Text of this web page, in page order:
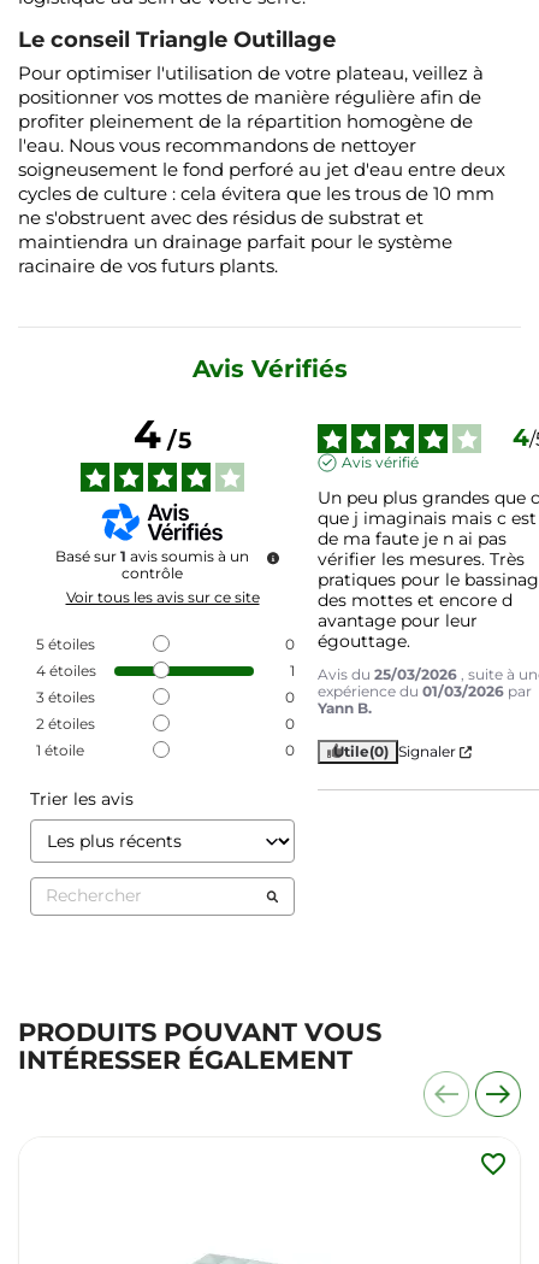
Le conseil Triangle Outillage
Pour optimiser l'utilisation de votre plateau, veillez à
positionner vos mottes de manière régulière afin de
profiter pleinement de la répartition homogène de
l'eau. Nous vous recommandons de nettoyer
soigneusement le fond perforé au jet d'eau entre deux
cycles de culture : cela évitera que les trous de 10 mm
ne s'obstruent avec des résidus de substrat et
maintiendra un drainage parfait pour le système
racinaire de vos futurs plants.
Avis Vérifiés
4/5
Basé sur 1 avis soumis à un
contrôle
Voir tous les avis sur ce site
5 étoiles
0
4 étoiles
1
3 étoiles
0
2 étoiles
0
1 étoile 0
Trier les avis
4/
Avis vérifié
Un peu plus grandes que
que j imaginais mais c est
de ma faute je n ai pas
vérifier les mesures. Très
pratiques pour le
des mottes et encore d
avantage pour leur
égouttage.
Avis du25/03/2026 , suite à
expérience du01/03/2026 par
Yann B.
Utile(0) Signaler
PRODUITS POUVANT VOUS
INTÉRESSER ÉGALEMENT
favorite_border